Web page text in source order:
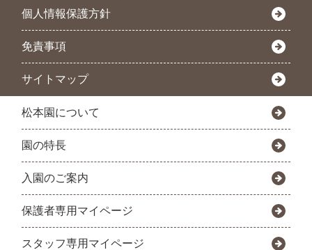
個人情報保護方針
免責事項
サイトマップ
松本園について
園の特長
入園のご案内
保護者専用マイページ
スタッフ専用マイページ